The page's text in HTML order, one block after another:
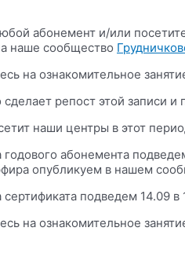
абонемент и/или
наше сообщество
на ознакомительное
репост этой записи
наши центры в этот
абонемента
опубликуем в нашем
подведем 14.09
на ознакомительное